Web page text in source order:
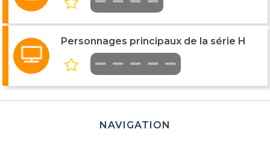
Personnages principaux de la série H
NAVIGATION